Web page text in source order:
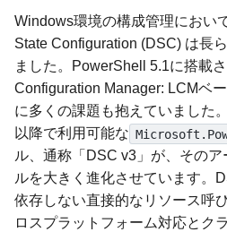
Windows環境の構成管理におい
State Configuration (DSC) は長
ました。PowerShell 5.1に搭載
Configuration Manager: LCMベ
に多くの課題も抱えていました
以降で利用可能な
ル、通称「DSC v3」が、その
ルを大きく進化させています。
依存しない直接的なリソース呼
ロスプラットフォーム対応とク